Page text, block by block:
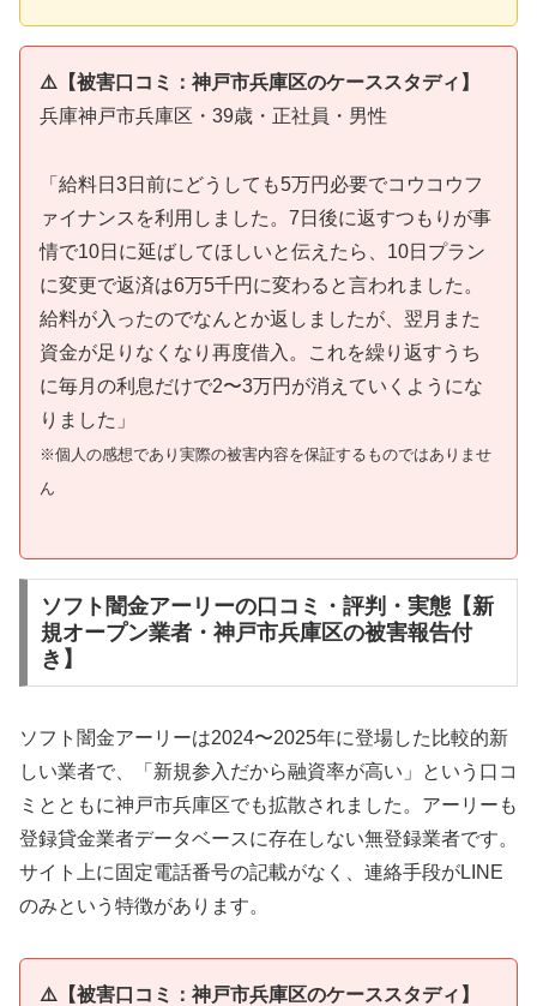
⚠️【被害口コミ：神戸市兵庫区のケーススタディ】
兵庫神戸市兵庫区・39歳・正社員・男性
「給料日3日前にどうしても5万円必要でコウコウフ
ァイナンスを利用しました。7日後に返すつもりが事
情で10日に延ばしてほしいと伝えたら、10日プラン
に変更で返済は6万5千円に変わると言われました。
給料が入ったのでなんとか返しましたが、翌月また
資金が足りなくなり再度借入。これを繰り返すうち
に毎月の利息だけで2〜3万円が消えていくようにな
りました」
※個人の感想であり実際の被害内容を保証するものではありませ
ん
ソフト闇金アーリーの口コミ・評判・実態【新
規オープン業者・神戸市兵庫区の被害報告付
き】
ソフト闇金アーリーは2024〜2025年に登場した比較的新
しい業者で、「新規参入だから融資率が高い」という口コ
ミとともに神戸市兵庫区でも拡散されました。アーリーも
登録貸金業者データベースに存在しない無登録業者です。
サイト上に固定電話番号の記載がなく、連絡手段がLINE
のみという特徴があります。
⚠️【被害口コミ：神戸市兵庫区のケーススタディ】